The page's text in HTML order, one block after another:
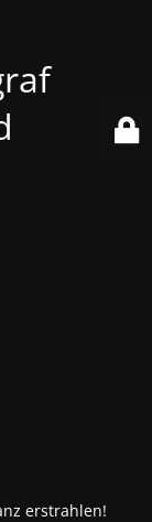
erstrahlen!